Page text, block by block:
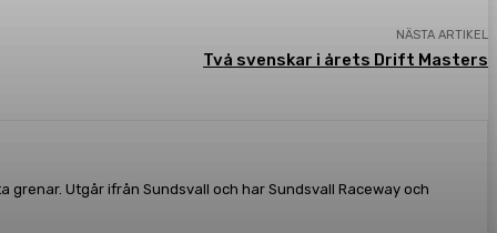
NÄSTA ARTIKEL
Två svenskar i årets Drift Masters
Utgår ifrån Sundsvall och har Sundsvall Raceway och